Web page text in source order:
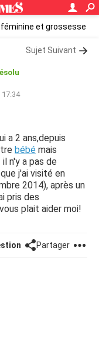
et grossesse
Sujet Suivant
a 2 ans,depuis
bébé mais
n'y a pas de
j'ai visité en
2014), après un
pris des
plait aider moi!
Partager